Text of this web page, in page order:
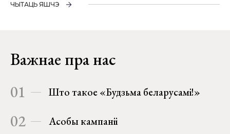
ЧЫТАЦЬ ЯШЧЭ
Важнае пра нас
01 Што такое «Будзьма беларусамі!»
02 Асобы кампаніі